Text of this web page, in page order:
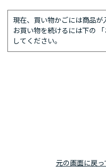
現在、買い物かごには商品が
お買い物を続けるには下の
してください。
元の画面に戻